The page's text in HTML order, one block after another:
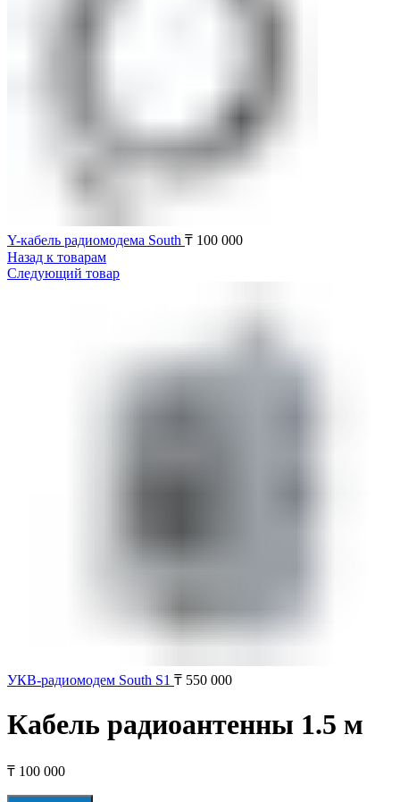
Y-кабель радиомодема South ₸ 100 000
Назад к товарам
Следующий товар
УКВ-радиомодем South S1 ₸ 550 000
Кабель радиоантенны 1.5 м
₸ 100 000